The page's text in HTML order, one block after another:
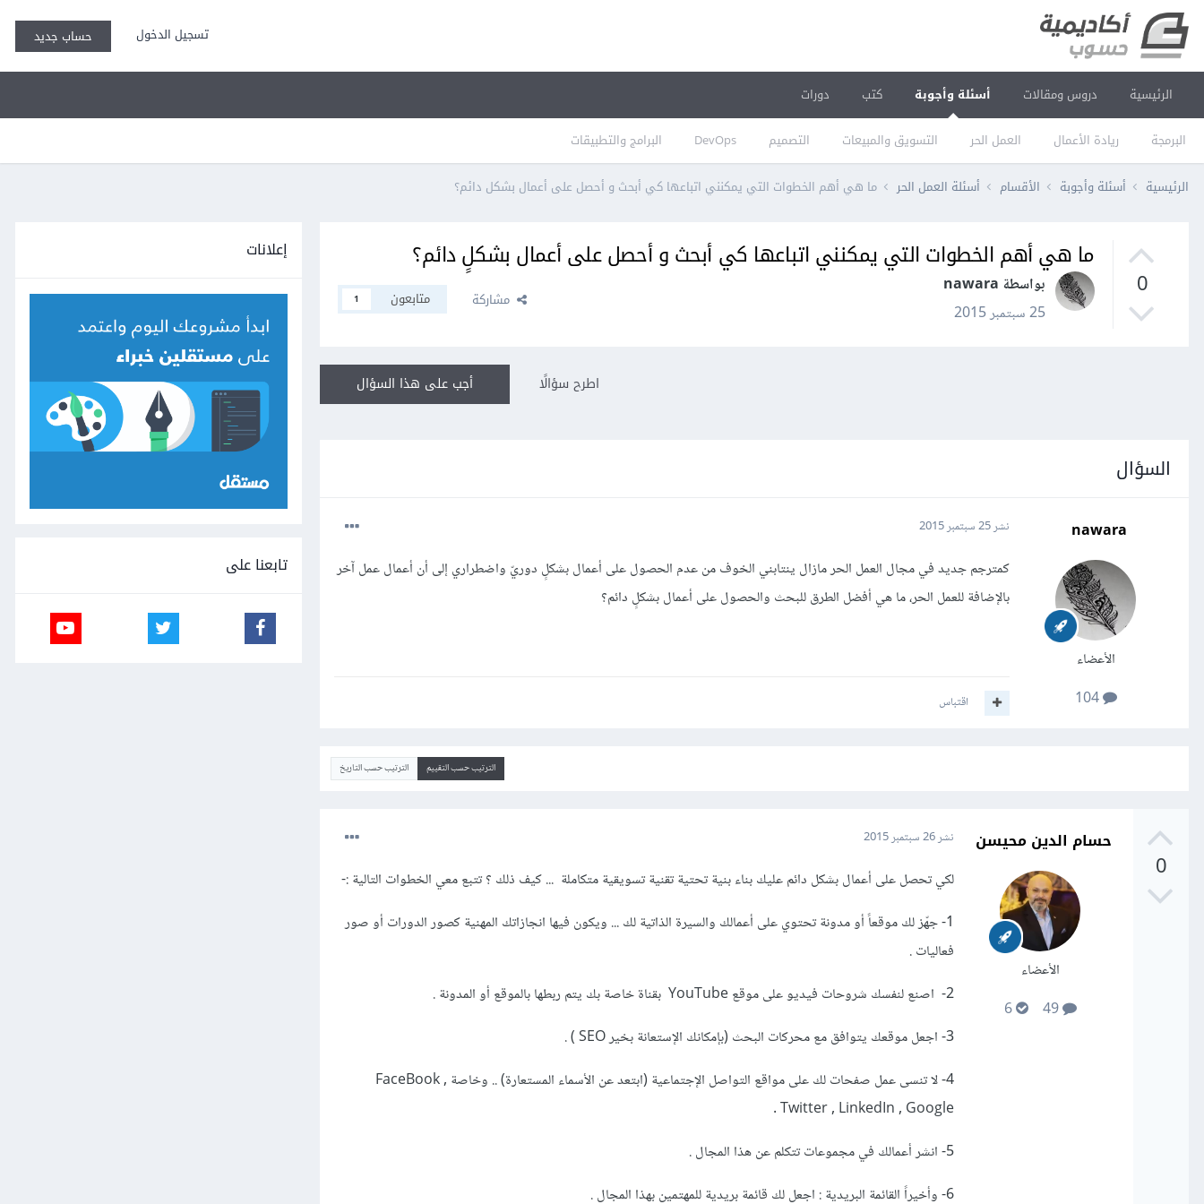
تسجيل الدخول حساب جديد
الرئيسية دروس ومقالات أسئلة وأجوبة
البرمجة ريادة الأعمال العمل الحر التسويق والمبيعات التصميم DevOps البرامج والتطبيقات
كتب دورات
الرئيسية أسئلة وأجوبة الأقسام أسئلة العمل الحر ما هي أهم الخطوات التي يمكنني اتباعها كي أبحث و أحصل على أعمال بشكلٍ دائم؟
0
ما هي أهم الخطوات التي يمكنني اتباعها كي أبحث و أحصل على أعمال بشكلٍ دائم؟
بواسطة nawara
25 سبتمبر 2015
مشاركة متابعون 1
أجب على هذا السؤال اطرح سؤالًا
السؤال
nawara
الأعضاء
104
نشر25 سبتمبر 2015
كمترجم جديد في مجال العمل الحر مازال ينتابني الخوف من عدم الحصول على أعمال بشكلٍ دوريّ واضطراري إلى أن أعمال عمل آخر
بالإضافة للعمل الحر، ما هي أفضل الطرق للبحث والحصول على أعمال بشكلٍ دائم؟
اقتباس
الترتيب حسب التقييم الترتيب حسب التاريخ
0
حسام الدين محيسن
الأعضاء
49
6
نشر26 سبتمبر 2015
لكي تحصل على أعمال بشكل دائم عليك بناء بنية تحتية تقنية تسويقية متكاملة ... كيف ذلك ؟ تتبع معي الخطوات التالية :-
1- جهّز لك موقعاً أو مدونة تحتوي على أعمالك والسيرة الذاتية لك ... ويكون فيها انجازاتك المهنية كصور الدورات أو صور
فعاليات .
2- اصنع لنفسك شروحات فيديو على موقع YouTube بقناة خاصة بك يتم ربطها بالموقع أو المدونة .
3- اجعل موقعك يتوافق مع محركات البحث (بإمكانك الإستعانة بخير SEO ) .
4- لا تنسى عمل صفحات لك على مواقع التواصل الإجتماعية (ابتعد عن الأسماء المستعارة) .. وخاصة FaceBook ,
Twitter , LinkedIn , Google .
5- انشر أعمالك في مجموعات تتكلم عن هذا المجال .
6- وأخيراً القائمة البريدية : اجعل لك قائمة بريدية للمهتمين بهذا المجال .
إعلانات
تابعنا على